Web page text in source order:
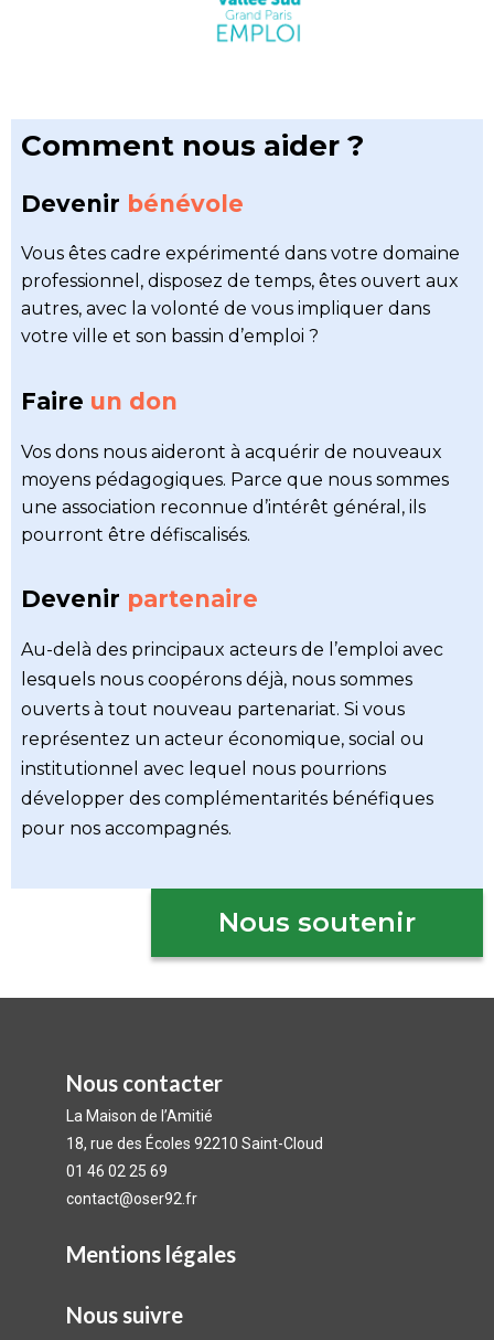
Comment nous aider ?
Devenir bénévole
Vous êtes cadre expérimenté dans votre domaine
professionnel, disposez de temps, êtes ouvert aux
autres, avec la volonté de vous impliquer dans
votre ville et son bassin d’emploi ?
Faire un don
Vos dons nous aideront à acquérir de nouveaux
moyens pédagogiques. Parce que nous sommes
une association reconnue d’intérêt général, ils
pourront être défiscalisés.
Devenir partenaire
Au-delà des principaux acteurs de l’emploi avec
lesquels nous coopérons déjà, nous sommes
ouverts à tout nouveau partenariat. Si vous
représentez un acteur économique, social ou
institutionnel avec lequel nous pourrions
développer des complémentarités bénéfiques
pour nos accompagnés.
Nous soutenir
Nous contacter
La Maison de l’Amitié
18, rue des Écoles 92210 Saint-Cloud
01 46 02 25 69
contact@oser92.fr
Mentions légales
Nous suivre​